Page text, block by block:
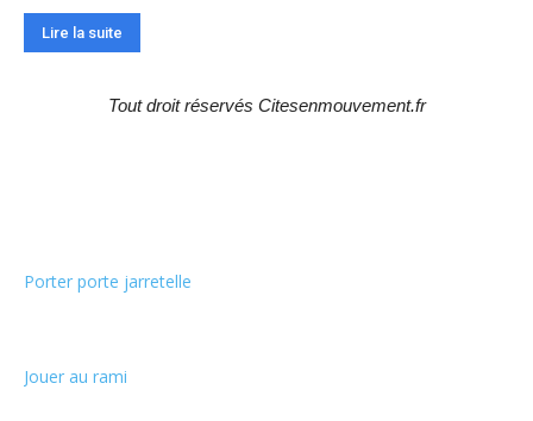
Lire la suite
Tout droit réservés Citesenmouvement.fr
Porter porte jarretelle
Jouer au rami